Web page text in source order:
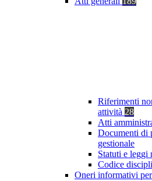
Riferimenti
attività 28
Atti
Documenti di
gestionale
Statuti e leggi
Codice
Oneri informativi